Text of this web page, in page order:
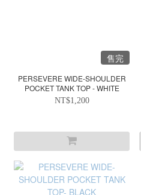
售完
PERSEVERE WIDE-SHOULDER
POCKET TANK TOP - WHITE
NT$1,200